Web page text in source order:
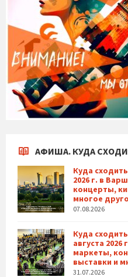
АФИША. КУДА
Куда
2026 г. в
концерты,
многое
07.08.2026
Куда
августа
маркеты,
выставки и
31.07.2026